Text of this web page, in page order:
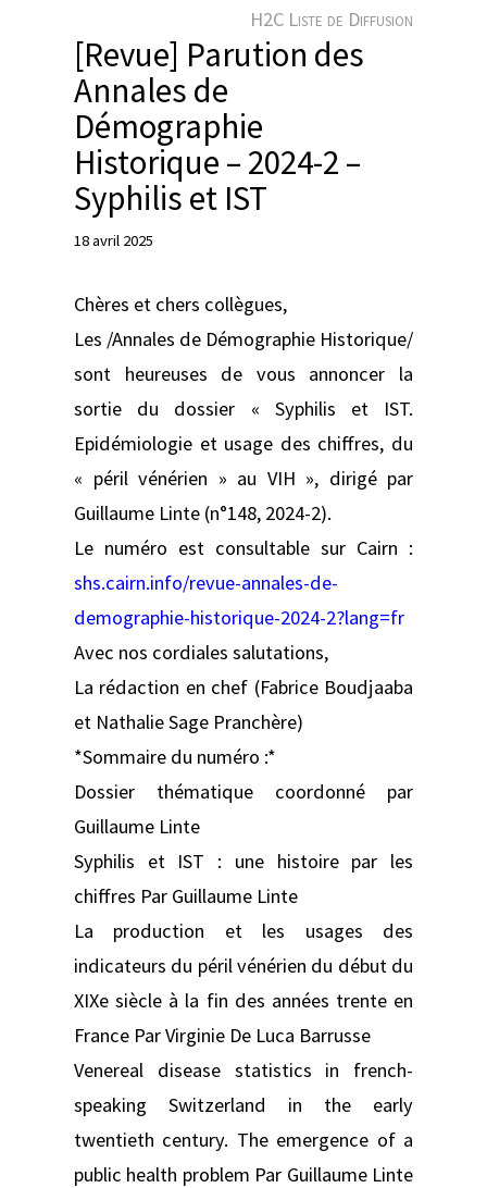
r
H2C Liste de Diffusion
[Revue] Parution des
Annales de
Démographie
Historique – 2024-2 –
Syphilis et IST
18 avril 2025
Chères et chers collègues,
Les /Annales de Démographie Historique/
sont heureuses de vous annoncer la
sortie du dossier « Syphilis et IST.
Epidémiologie et usage des chiffres, du
« péril vénérien » au VIH », dirigé par
Guillaume Linte (n°148, 2024-2).
Le numéro est consultable sur Cairn :
shs.cairn.info/revue-annales-de-
demographie-historique-2024-2?lang=fr
Avec nos cordiales salutations,
La rédaction en chef (Fabrice Boudjaaba
et Nathalie Sage Pranchère)
*Sommaire du numéro :*
Dossier thématique coordonné par
Guillaume Linte
Syphilis et IST : une histoire par les
chiffres Par Guillaume Linte
La production et les usages des
indicateurs du péril vénérien du début du
XIXe siècle à la fin des années trente en
France Par Virginie De Luca Barrusse
Venereal disease statistics in french-
speaking Switzerland in the early
twentieth century. The emergence of a
public health problem Par Guillaume Linte